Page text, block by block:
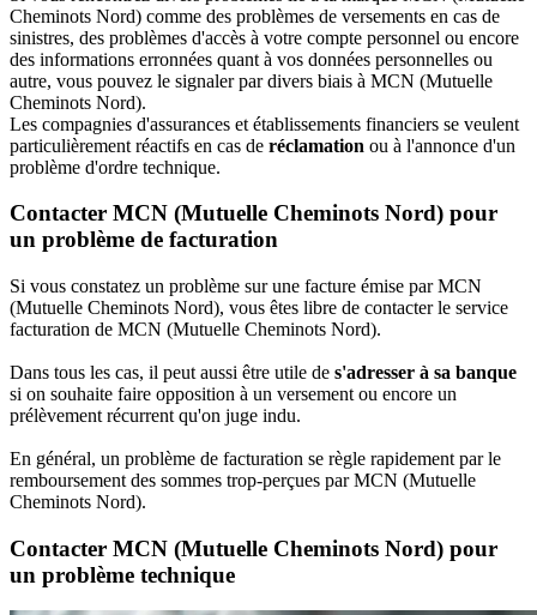
Cheminots Nord) comme des problèmes de versements en cas de
sinistres, des problèmes d'accès à votre compte personnel ou encore
des informations erronnées quant à vos données personnelles ou
autre, vous pouvez le signaler par divers biais à MCN (Mutuelle
Cheminots Nord).
Les compagnies d'assurances et établissements financiers se veulent
particulièrement réactifs en cas de réclamation ou à l'annonce d'un
problème d'ordre technique.
Contacter MCN (Mutuelle Cheminots Nord) pour
un problème de facturation
Si vous constatez un problème sur une facture émise par MCN
(Mutuelle Cheminots Nord), vous êtes libre de contacter le service
facturation de MCN (Mutuelle Cheminots Nord).
Dans tous les cas, il peut aussi être utile de s'adresser à sa banque
si on souhaite faire opposition à un versement ou encore un
prélèvement récurrent qu'on juge indu.
En général, un problème de facturation se règle rapidement par le
remboursement des sommes trop-perçues par MCN (Mutuelle
Cheminots Nord).
Contacter MCN (Mutuelle Cheminots Nord) pour
un problème technique